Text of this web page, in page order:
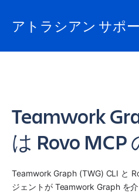
アトラシアン サポ
Teamwork
は Rovo MCP
Teamwork Graph (TWG) CLI と
ジェントが Teamwork Graph を